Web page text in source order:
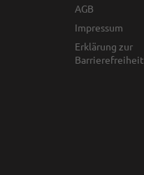
AGB
Impressum
Erklärung zur
Barrierefreiheit